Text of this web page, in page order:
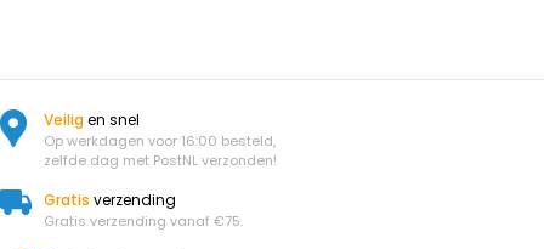
Veiligen snel
Op werkdagen voor 16:00 besteld,
zelfde dag met PostNL verzonden!
Gratis verzending
Gratis verzending vanaf €75.